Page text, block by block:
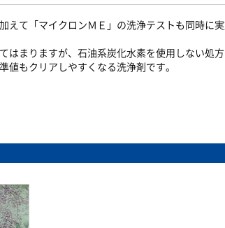
えて「マイクロンＭＥ」の洗浄テストも同時に
はまりますが、石油系炭化水素を使用しない処
もクリアしやすくなる洗浄剤です。